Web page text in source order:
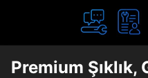
Premium Şıklık,